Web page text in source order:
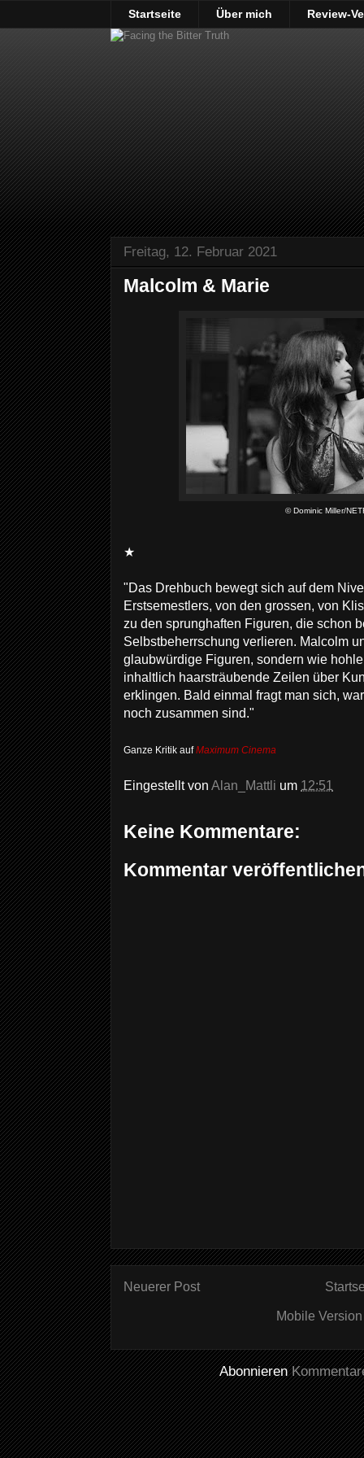
Startseite Über mich Review-
Freitag, 12. Februar 2021
Malcolm & Marie
© Dominic Miller/
★
"Das Drehbuch bewegt sich auf dem
Erstsemestlers, von den grossen, von
zu den sprunghaften Figuren, die schon
Selbstbeherrschung verlieren. Malcolm
glaubwürdige Figuren, sondern wie
inhaltlich haarsträubende Zeilen über
erklingen. Bald einmal fragt man sich,
noch zusammen sind."
Ganze Kritik aufMaximum Cinema
Eingestellt von Alan_Mattli um 12:51
Keine Kommentare:
Kommentar
Neuerer Post
Mobile
Abonnieren